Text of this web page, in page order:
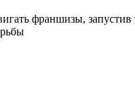
франшизы,